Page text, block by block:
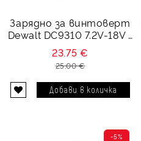
Зарядно за винтоверт
Dewalt DC9310 7.2V-18V -
2A
23.75 €
25.00 €
-5%